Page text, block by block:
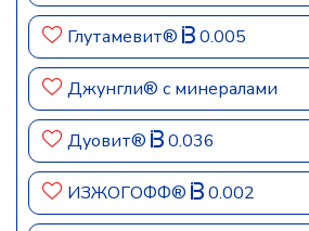
Глутамевит® 0.005
Джунгли® с минералами
Дуовит® 0.036
ИЗЖОГОФФ® 0.002